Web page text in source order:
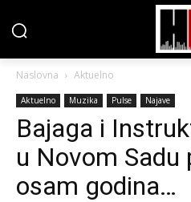
Naslovna Aktuelno
Aktuelno Muzika Pulse Najave
Bajaga i
u Novom Sadu
osam godina…